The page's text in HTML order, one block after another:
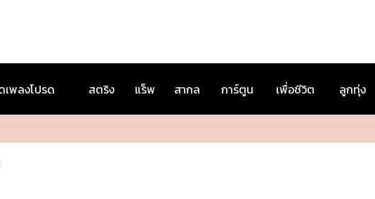
เพลงโปรด สตริง แร็พ สากล การ์ตูน เพื่อชีวิต ลูกทุ่ง